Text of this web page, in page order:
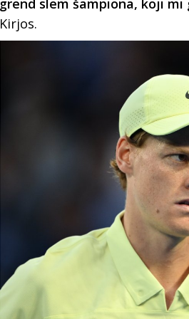
grend slem šampiona, koji
Kirjos.